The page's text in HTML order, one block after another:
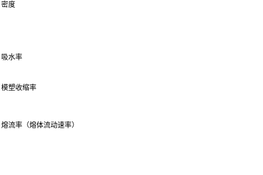
密度
吸水率
模塑收缩率
熔流率（熔体流动速率）